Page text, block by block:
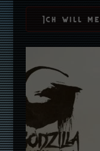
Ich will